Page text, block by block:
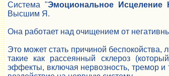
Система "Эмоциональное
Высшим Я.
Она работает над очищением от
Это может стать причиной
такие как рассеянный склероз
эффекты, включая нервозность, тремор